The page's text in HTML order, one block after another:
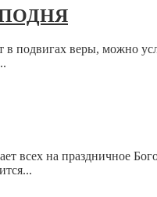
в подвигах веры, можно
на праздничное